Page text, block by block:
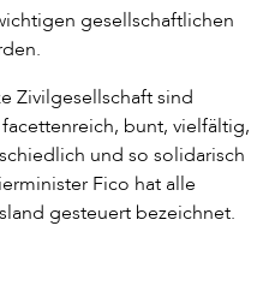
gesellschaftlichen
Zivilgesellschaft sind
bunt, vielfältig,
und so solidarisch
Fico hat alle
gesteuert bezeichnet.